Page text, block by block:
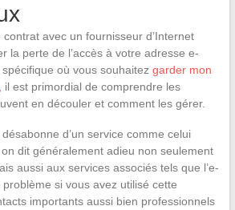
avec un fournisseur d’Internet
la perte de l’accès à votre adresse e-
où vous souhaitez garder mon
, il est primordial de comprendre les
en découler et comment les gérer.
d’un service comme celui
dit généralement adieu non seulement
aussi aux services associés tels que l’e-
si vous avez utilisé cette
importants aussi bien professionnels